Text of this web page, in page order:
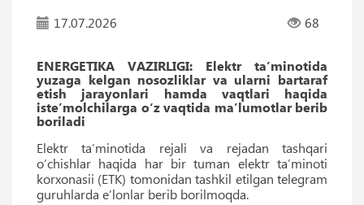
17.07.2026
68
ENERGETIKA VAZIRLIGI: Elektr ta’minotida
yuzaga kelgan nosozliklar va ularni bartaraf
etish jarayonlari hamda vaqtlari haqida
iste’molchilarga o‘z vaqtida ma’lumotlar berib
boriladi
Elektr ta’minotida rejali va rejadan tashqari
o‘chishlar haqida har bir tuman elektr ta’minoti
korxonasii (ETK) tomonidan tashkil etilgan telegram
guruhlarda e’lonlar berib borilmoqda.